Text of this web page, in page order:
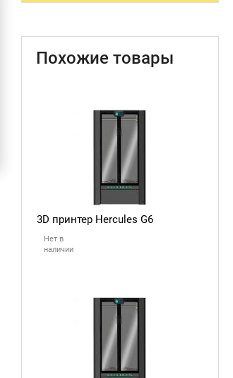
Похожие товары
3D принтер Hercules G6
Нет в
наличии